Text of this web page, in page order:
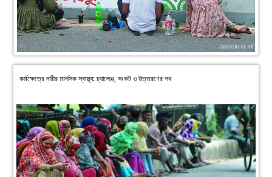
কর্মক্ষেত্রে নারীর মানসিক স্বাস্থ্য: চ্যালেঞ্জ, সংকট ও উত্তরণের পথ